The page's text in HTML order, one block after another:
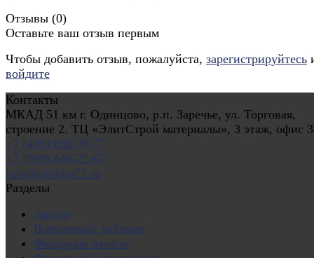
Отзывы (0)
Оставьте ваш отзыв первым
Чтобы добавить отзыв, пожалуйста, зарегистрируйтесь
войдите
Контакты
МКАД 51 км г. Одинцово, р.п. Заречье, ул. Торговая,
строение 2. ТЦ «ЭлитСтрой материалы», 3 этаж, офис
+7 (495) 032-78-77
+7 (999) 444-25-67
info@saiding77.ru
Разделы
Акции
Виниловый сайдинг
Фасадные панели